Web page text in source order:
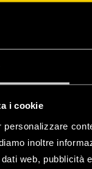
i cookie
inoltre
web, pubblicità
el control
un único
tus
te permite
monitorizar y
tus dispositivos.